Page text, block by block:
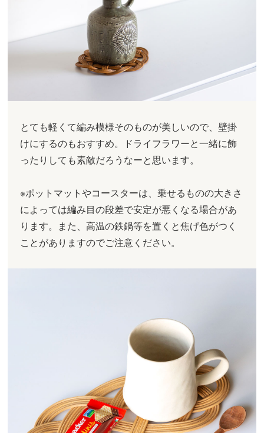
とても軽くて編み模様そのものが美しいので、壁掛
けにするのもおすすめ。ドライフラワーと一緒に飾
ったりしても素敵だろうなーと思います。
※ポットマットやコースターは、乗せるものの大きさ
によっては編み目の段差で安定が悪くなる場合があ
ります。また、高温の鉄鍋等を置くと焦げ色がつく
ことがありますのでご注意ください。